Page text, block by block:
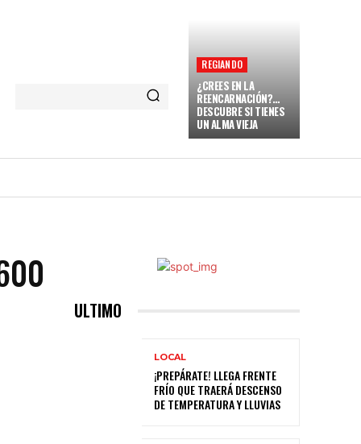
REGIANDO
¿CREES EN LA
REENCARNACIÓN?…
DESCUBRE SI TIENES
UN ALMA VIEJA
ULTIMO
LOCAL
¡PREPÁRATE! LLEGA FRENTE
FRÍO QUE TRAERÁ DESCENSO
DE TEMPERATURA Y LLUVIAS